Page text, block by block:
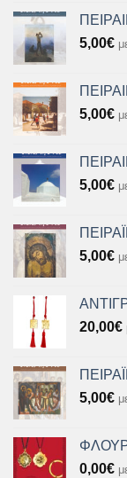
5,00€
5,00€
5,00€
5,00€
20,00€
5,00€
0,00€